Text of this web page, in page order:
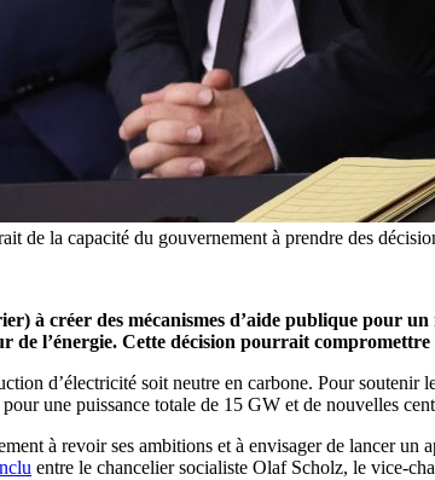
de la capacité du gouvernement à prendre des
à créer des mécanismes d’aide publique pour
l’énergie. Cette décision pourrait compromettre
d’électricité soit neutre en carbone. Pour soutenir
une puissance totale de 15 GW et de nouvelles
à revoir ses ambitions et à envisager de lancer un
entre le chancelier socialiste Olaf Scholz, le vice-